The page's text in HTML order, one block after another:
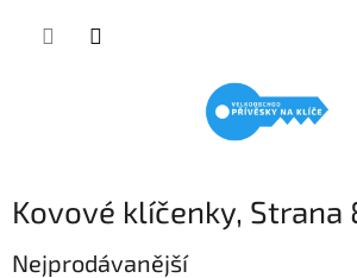
Kovové klíčenky, Strana
Nejprodávanější